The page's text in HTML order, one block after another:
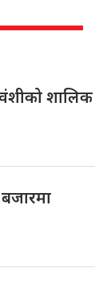
शालिक
बजारमा